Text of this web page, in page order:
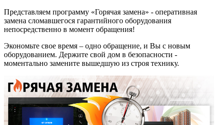
Представляем программу «Горячая замена» - оперативная
замена сломавшегося гарантийного оборудования
непосредственно в момент обращения!
Экономьте свое время – одно обращение, и Вы с новым
оборудованием. Держите свой дом в безопасности -
моментально замените вышедшую из строя технику.